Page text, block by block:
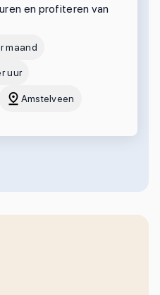
en profiteren van
maand
uur
Amstelveen